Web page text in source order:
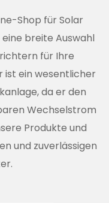
Shop für Solar
breite Auswahl
für Ihre
ist ein wesentlicher
da er den
Wechselstrom
Produkte und
und zuverlässigen